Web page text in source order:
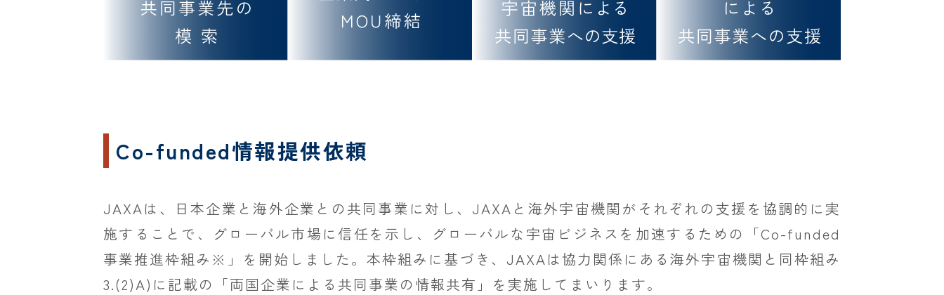
Co-funded情報提供依頼
JAXAは、日本企業と海外企業との共同事業に対し、JAXAと海外宇宙機関がそれぞれの支援を協調的に実
施することで、グローバル市場に信任を示し、グローバルな宇宙ビジネスを加速するための「Co-funded
事業推進枠組み※」を開始しました。本枠組みに基づき、JAXAは協力関係にある海外宇宙機関と同枠組み
3.(2)A)に記載の「両国企業による共同事業の情報共有」を実施してまいります。